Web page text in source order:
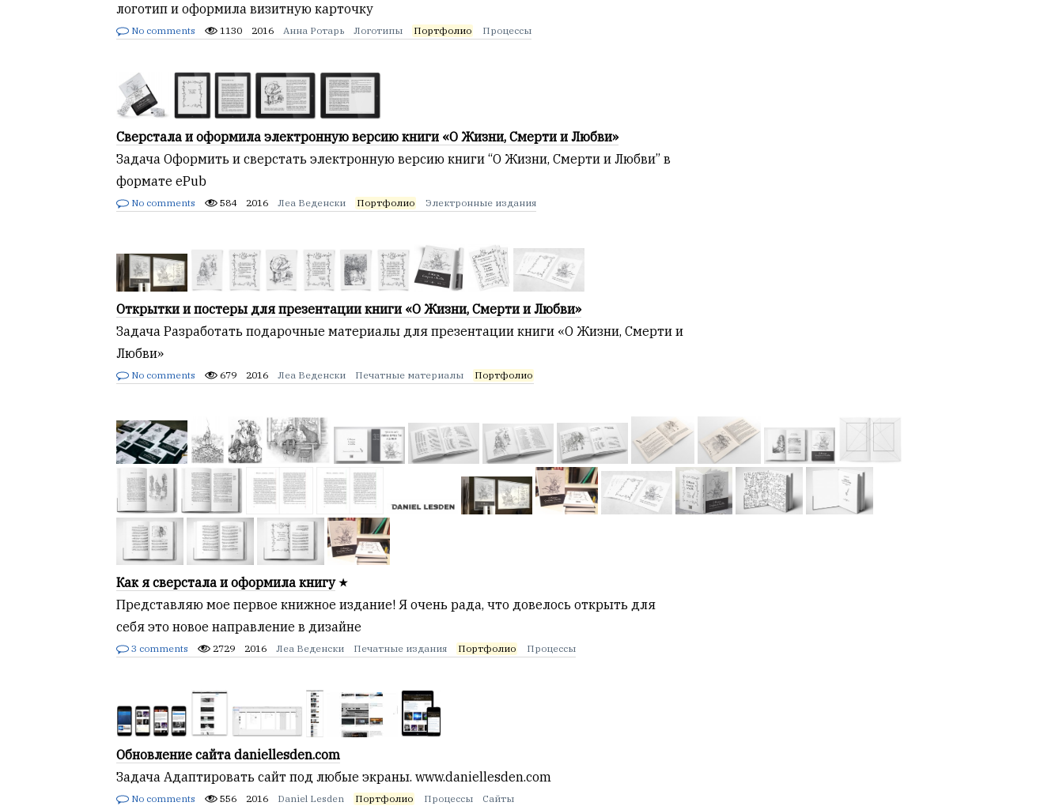
логотип и оформила визитную карточку
No comments 1130 2016 Анна Ротарь Логотипы Портфолио Процессы
Сверстала и оформила электронную версию книги «О Жизни, Смерти и Любви»
Задача Оформить и сверстать электронную версию книги “О Жизни, Смерти и Любви” в
формате ePub
No comments 584 2016 Леа Веденски Портфолио Электронные издания
Открытки и постеры для презентации книги «О Жизни, Смерти и Любви»
Задача Разработать подарочные материалы для презентации книги «О Жизни, Смерти и
Любви»
No comments 679 2016 Леа Веденски Печатные материалы Портфолио
Как я сверстала и оформила книгу
Представляю мое первое книжное издание! Я очень рада, что довелось открыть для
себя это новое направление в дизайне
3 comments 2729 2016 Леа Веденски Печатные издания Портфолио Процессы
Обновление сайта daniellesden.com
Задача Адаптировать сайт под любые экраны. www.daniellesden.com
No comments 556 2016 Daniel Lesden Портфолио Процессы Сайты